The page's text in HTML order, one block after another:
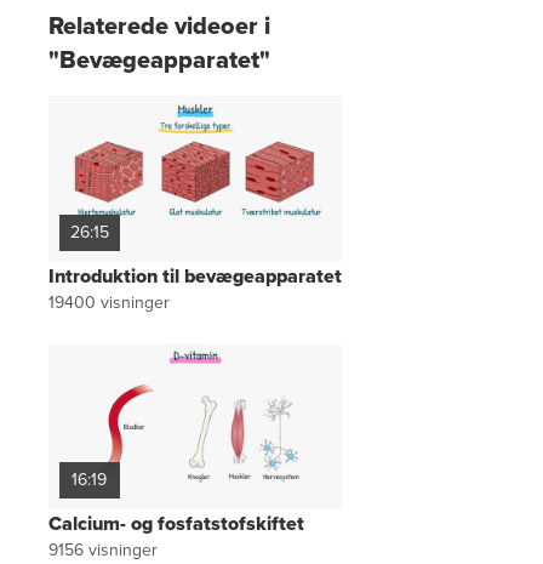
Relaterede videoer i
"Bevægeapparatet"
26:15
Introduktion til bevægeapparatet
19400 visninger
16:19
Calcium- og fosfatstofskiftet
9156visninger